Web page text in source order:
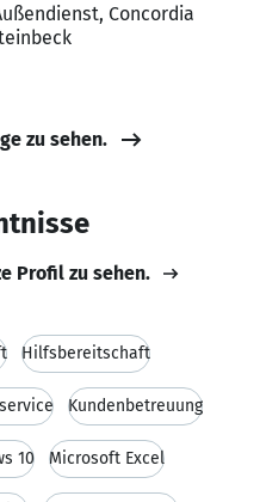
Concordia
zu sehen.
Profil zu sehen.
Hilfsbereitschaft
Kundenbetreuung
10 Microsoft Excel